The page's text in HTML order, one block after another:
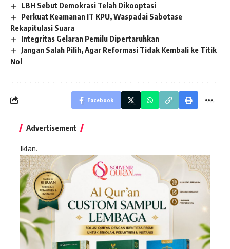
LBH Sebut Demokrasi Telah Dikooptasi
Perkuat Keamanan IT KPU, Waspadai Sabotase
Rekapitulasi Suara
Integritas Gelaran Pemilu Dipertaruhkan
Jangan Salah Pilih, Agar Reformasi Tidak Kembali ke Titik
Nol
Facebook
Advertisement
Iklan.